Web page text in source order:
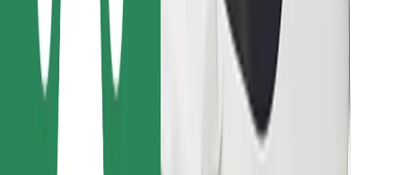
Otros
Proveedores
Términos y Condiciones
Cookies